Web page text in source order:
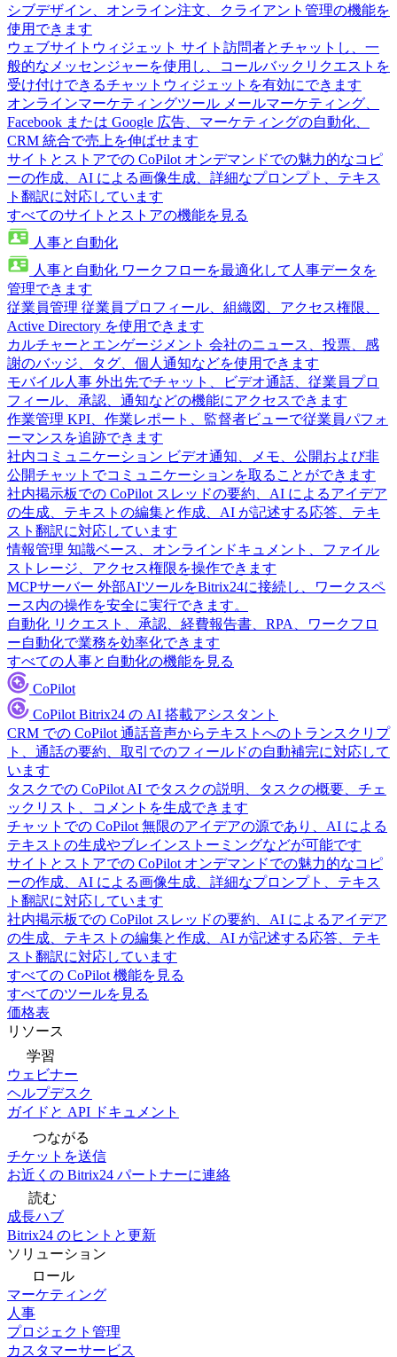
シブデザイン、オンライン注文、クライアント管理の機能を
使用できます
ウェブサイトウィジェット サイト訪問者とチャットし、一
般的なメッセンジャーを使用し、コールバックリクエストを
受け付けできるチャットウィジェットを有効にできます
オンラインマーケティングツール メールマーケティング、
Facebook または Google 広告、マーケティングの自動化、
CRM 統合で売上を伸ばせます
サイトとストアでの CoPilot オンデマンドでの魅力的なコピ
ーの作成、AI による画像生成、詳細なプロンプト、テキス
ト翻訳に対応しています
すべてのサイトとストアの機能を見る
人事と自動化
人事と自動化 ワークフローを最適化して人事データを
管理できます
従業員管理 従業員プロフィール、組織図、アクセス権限、
Active Directory を使用できます
カルチャーとエンゲージメント 会社のニュース、投票、感
謝のバッジ、タグ、個人通知などを使用できます
モバイル人事 外出先でチャット、ビデオ通話、従業員プロ
フィール、承認、通知などの機能にアクセスできます
作業管理 KPI、作業レポート、監督者ビューで従業員パフォ
ーマンスを追跡できます
社内コミュニケーション ビデオ通知、メモ、公開および非
公開チャットでコミュニケーションを取ることができます
社内掲示板での CoPilot スレッドの要約、AI によるアイデア
の生成、テキストの編集と作成、AI が記述する応答、テキ
スト翻訳に対応しています
情報管理 知識ベース、オンラインドキュメント、ファイル
ストレージ、アクセス権限を操作できます
MCPサーバー 外部AIツールをBitrix24に接続し、ワークスペ
ース内の操作を安全に実行できます。
自動化 リクエスト、承認、経費報告書、RPA、ワークフロ
ー自動化で業務を効率化できます
すべての人事と自動化の機能を見る
CoPilot
CoPilot Bitrix24 の AI 搭載アシスタント
CRM での CoPilot 通話音声からテキストへのトランスクリプ
ト、通話の要約、取引でのフィールドの自動補完に対応して
います
タスクでの CoPilot AI でタスクの説明、タスクの概要、チェ
ックリスト、コメントを生成できます
チャットでの CoPilot 無限のアイデアの源であり、AI による
テキストの生成やブレインストーミングなどが可能です
サイトとストアでの CoPilot オンデマンドでの魅力的なコピ
ーの作成、AI による画像生成、詳細なプロンプト、テキス
ト翻訳に対応しています
社内掲示板での CoPilot スレッドの要約、AI によるアイデア
の生成、テキストの編集と作成、AI が記述する応答、テキ
スト翻訳に対応しています
すべての CoPilot 機能を見る
すべてのツールを見る
価格表
リソース
学習
ウェビナー
ヘルプデスク
ガイドと API ドキュメント
つながる
チケットを送信
お近くの Bitrix24 パートナーに連絡
読む
成長ハブ
Bitrix24 のヒントと更新
ソリューション
ロール
マーケティング
人事
プロジェクト管理
カスタマーサービス